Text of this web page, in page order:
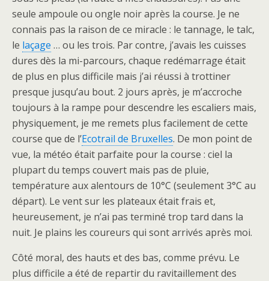
seule ampoule ou ongle noir après la course. Je ne
connais pas la raison de ce miracle : le tannage, le talc,
le laçage … ou les trois. Par contre, j’avais les cuisses
dures dès la mi-parcours, chaque redémarrage était
de plus en plus difficile mais j’ai réussi à trottiner
presque jusqu’au bout. 2 jours après, je m’accroche
toujours à la rampe pour descendre les escaliers mais,
physiquement, je me remets plus facilement de cette
course que de l’Ecotrail de Bruxelles. De mon point de
vue, la météo était parfaite pour la course : ciel la
plupart du temps couvert mais pas de pluie,
température aux alentours de 10°C (seulement 3°C au
départ). Le vent sur les plateaux était frais et,
heureusement, je n’ai pas terminé trop tard dans la
nuit. Je plains les coureurs qui sont arrivés après moi.
Côté moral, des hauts et des bas, comme prévu. Le
plus difficile a été de repartir du ravitaillement des